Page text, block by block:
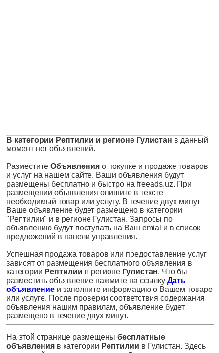
В категории Рептилии и регионе Гулистан в данный
момент нет объявлений.
Разместите Объявления о покупке и продаже товаров
и услуг на нашем сайте. Ваши объявления будут
размещены бесплатно и быстро на freeads.uz. При
размещении объявления опишите в тексте
необходимый товар или услугу. В течение двух минут
Ваше объявление будет размещено в категории
"Рептилии" и в регионе Гулистан. Запросы по
объявлению будут поступать на Ваш emial и в список
предложений в панели управления.
Успешная продажа товаров или предоставление услуг
зависят от размещения бесплатного объявления в
категории Рептилии в регионе Гулистан. Что бы
разместить объявление нажмите на ссылку Дать
объявление и заполните информацию о Вашем товаре
или услуге. После проверки соответствия содержания
объявления нашим правилам, объявление будет
размещено в течение двух минут.
На этой странице размещены бесплатные
объявления в категории Рептилии в Гулистан. Здесь